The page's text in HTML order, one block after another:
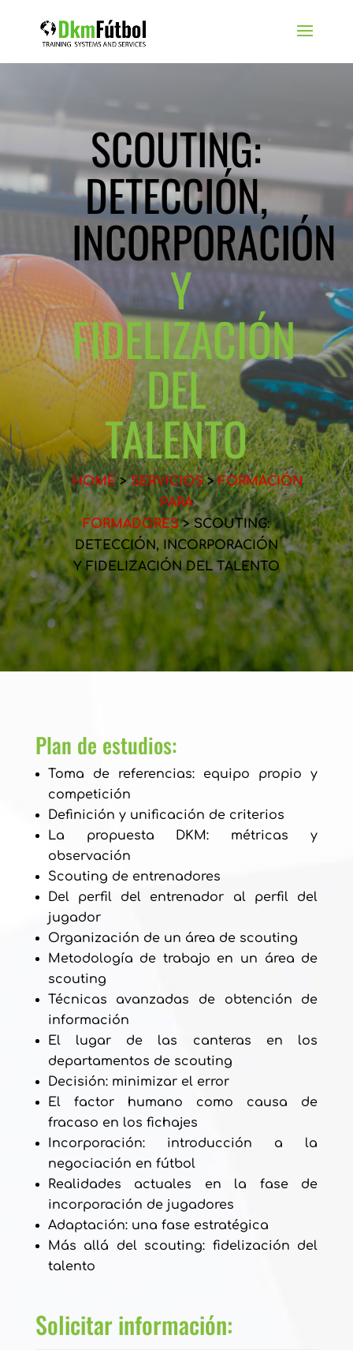
SCOUTING:
DETECCIÓN,
INCORPORACIÓN
Y
FIDELIZACIÓN
DEL
TALENTO
HOME>SERVICIOS>FORMACIÓN
PARA
FORMADORES> SCOUTING:
DETECCIÓN, INCORPORACIÓN
Y FIDELIZACIÓN DEL TALENTO
Plan de estudios:
Toma de referencias: equipo propio y
competición
Definición y unificación de criterios
La propuesta DKM: métricas y
observación
Scouting de entrenadores
Del perfil del entrenador al perfil del
jugador
Organización de un área de scouting
Metodología de trabajo en un área de
scouting
Técnicas avanzadas de obtención de
información
El lugar de las canteras en los
departamentos de scouting
Decisión: minimizar el error
El factor humano como causa de
fracaso en los fichajes
Incorporación: introducción a la
negociación en fútbol
Realidades actuales en la fase de
incorporación de jugadores
Adaptación: una fase estratégica
Más allá del scouting: fidelización del
talento
Solicitar información: